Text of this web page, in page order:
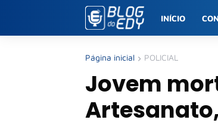
INÍCIO
Página inicial POLICIAL
Jovem